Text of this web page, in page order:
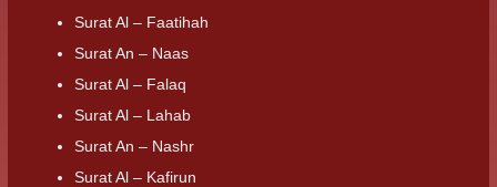
Surat Al – Faatihah
Surat An – Naas
Surat Al – Falaq
Surat Al – Lahab
Surat An – Nashr
Surat Al – Kafirun